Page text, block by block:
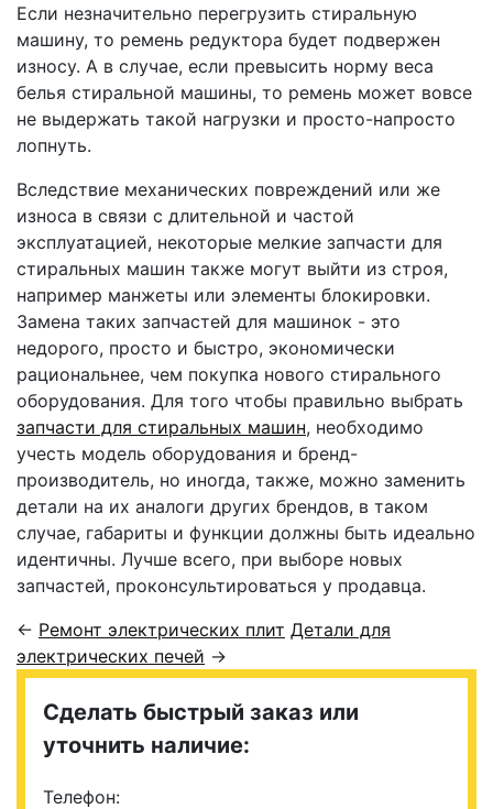
Если незначительно перегрузить стиральную
машину, то ремень редуктора будет подвержен
износу. А в случае, если превысить норму веса
белья стиральной машины, то ремень может вовсе
не выдержать такой нагрузки и просто-напросто
лопнуть.
Вследствие механических повреждений или же
износа в связи с длительной и частой
эксплуатацией, некоторые мелкие запчасти для
стиральных машин также могут выйти из строя,
например манжеты или элементы блокировки.
Замена таких запчастей для машинок - это
недорого, просто и быстро, экономически
рациональнее, чем покупка нового стирального
оборудования. Для того чтобы правильно выбрать
запчасти для стиральных машин, необходимо
учесть модель оборудования и бренд-
производитель, но иногда, также, можно заменить
детали на их аналоги других брендов, в таком
случае, габариты и функции должны быть идеально
идентичны. Лучше всего, при выборе новых
запчастей, проконсультироваться у продавца.
← Ремонт электрических плит Детали для
электрических печей →
Сделать быстрый заказ или
уточнить наличие:
Телефон: